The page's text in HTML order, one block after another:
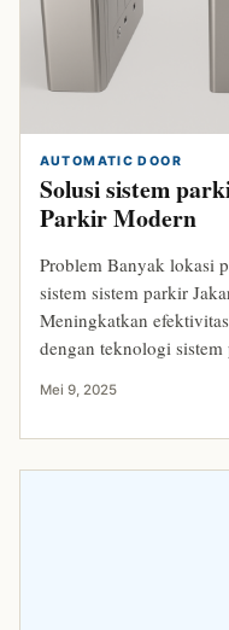
AUTOMATIC DOOR
Solusi sistem
Parkir Modern
Problem Banyak lokasi
sistem sistem parkir
Meningkatkan
dengan teknologi
Mei 9, 2025